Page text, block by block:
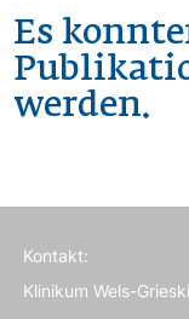
Es
werden.
Kontakt:
Klinikum Wels-